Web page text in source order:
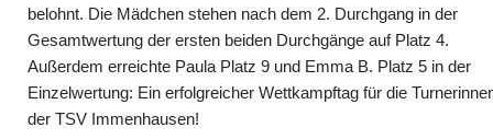
belohnt. Die Mädchen stehen nach dem 2. Durchgang in der
Gesamtwertung der ersten beiden Durchgänge auf Platz 4.
Außerdem erreichte Paula Platz 9 und Emma B. Platz 5 in der
Einzelwertung: Ein erfolgreicher Wettkampftag für die
der TSV Immenhausen!